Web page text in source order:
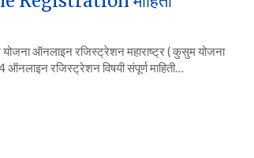
ऑनलाइन रजिस्ट्रेशन महाराष्ट्र ( कुसुम योजना
रजिस्ट्रेशन विषयी संपूर्ण माहिती…